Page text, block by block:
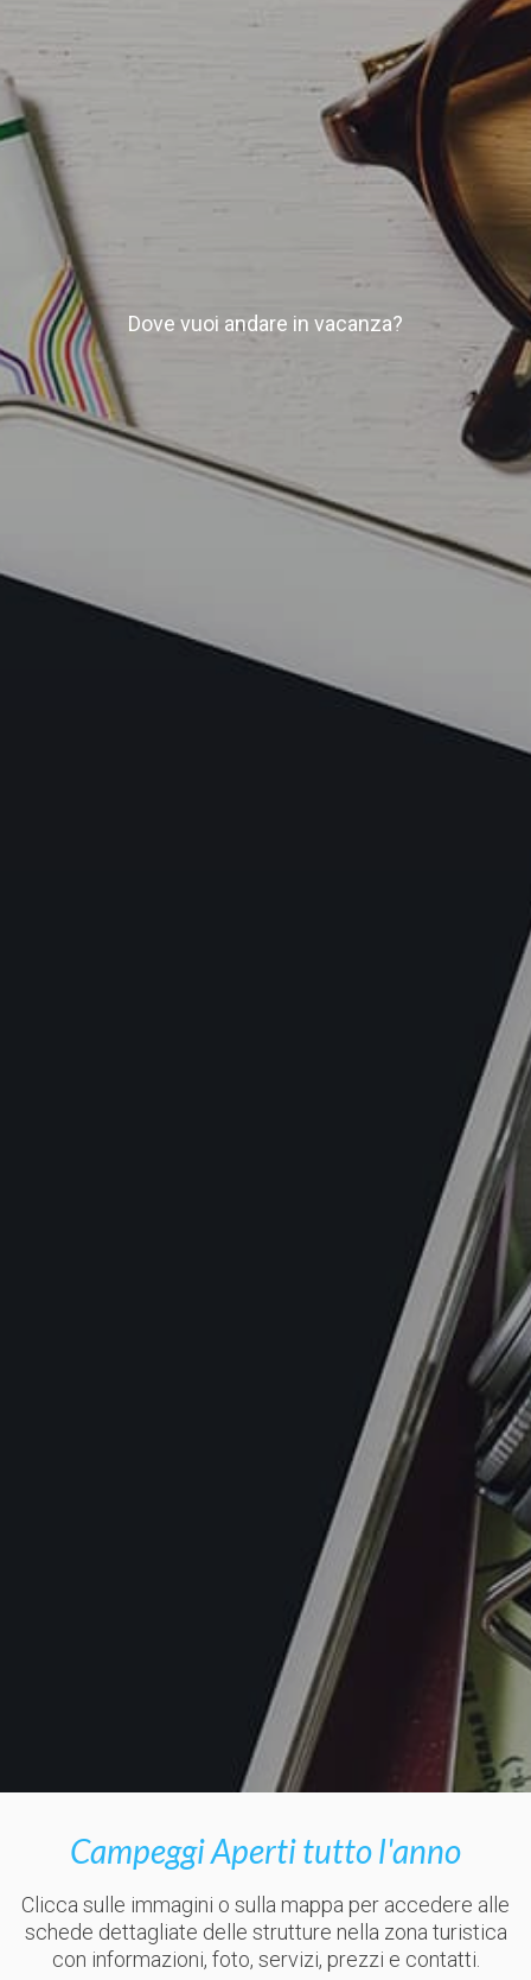
Dove vuoi andare in vacanza?
Campeggi Aperti tutto l'anno
Clicca sulle immagini o sulla mappa per accedere alle
schede dettagliate delle strutture nella zona turistica
con informazioni, foto, servizi, prezzi e contatti.